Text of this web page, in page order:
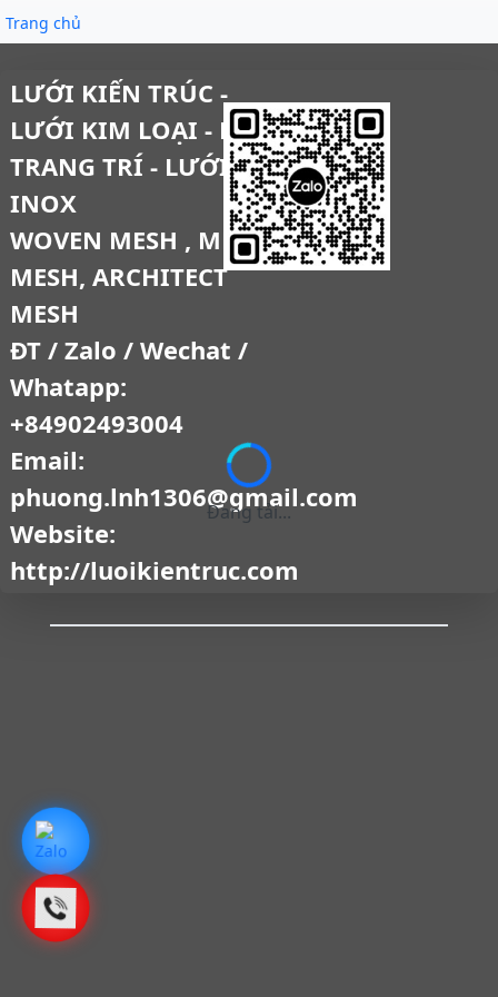
Trang chủ
LƯỚI KIẾN TRÚC -
LƯỚI KIM LOẠI - LƯỚI
TRANG TRÍ - LƯỚI
INOX
WOVEN MESH , METAL
MESH, ARCHITECT
MESH
ĐT / Zalo / Wechat /
Whatapp:
+84902493004
Email:
phuong.lnh1306@gmail.com
Website:
http://luoikientruc.com
Đang tải...